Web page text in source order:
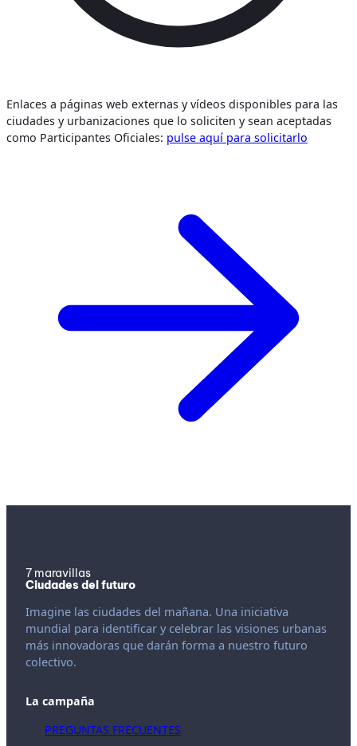
Enlaces a páginas web externas y vídeos disponibles para las
ciudades y urbanizaciones que lo soliciten y sean aceptadas
como Participantes Oficiales: pulse aquí para solicitarlo
7 maravillas
Ciudades del futuro
Imagine las ciudades del mañana. Una iniciativa
mundial para identificar y celebrar las visiones urbanas
más innovadoras que darán forma a nuestro futuro
colectivo.
La campaña
PREGUNTAS FRECUENTES